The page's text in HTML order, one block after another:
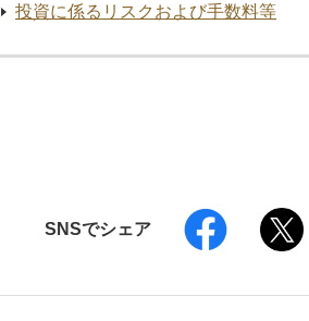
投資に係るリスクおよび手数料等
SNSでシェア